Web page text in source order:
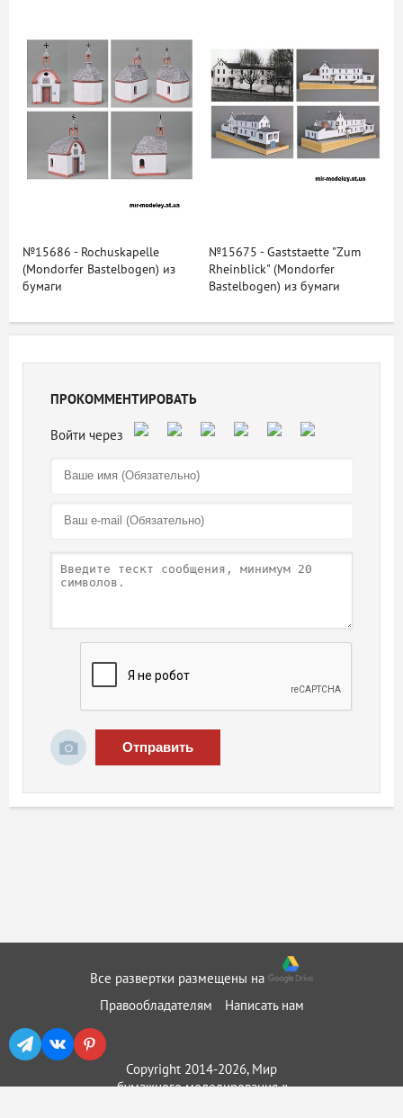
№15686 - Rochuskapelle
(Mondorfer Bastelbogen) из
бумаги
№15675 - Gaststaette "Zum
Rheinblick" (Mondorfer
Bastelbogen) из бумаги
ПРОКОММЕНТИРОВАТЬ
Отправить
Все развертки размещены на
Правообладателям
Написать нам
Copyright 2014-2026, Мир
бумажного моделирования ::